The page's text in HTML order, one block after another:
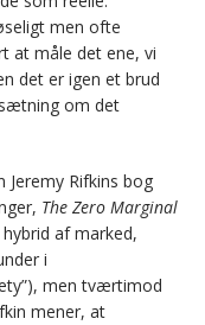
men ofte
at måle det ene, vi
det er igen et brud
om det
Jeremy Rifkins bog
The Zero Marginal
af marked,
i
men tværtimod
mener, at